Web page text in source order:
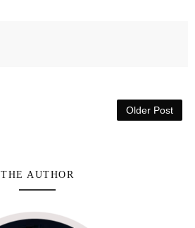
Older Post
THE AUTHOR